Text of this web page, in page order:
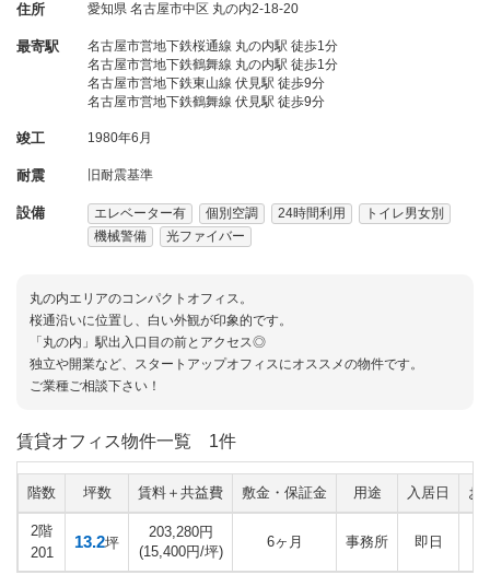
住所 愛知県 名古屋市中区 丸の内2-18-20
最寄駅
名古屋市営地下鉄桜通線 丸の内駅 徒歩1分
名古屋市営地下鉄鶴舞線 丸の内駅 徒歩1分
名古屋市営地下鉄東山線 伏見駅 徒歩9分
名古屋市営地下鉄鶴舞線 伏見駅 徒歩9分
竣工 1980年6月
耐震 旧耐震基準
設備 エレベーター有 個別空調 24時間利用
トイレ男女別
機械警備
光ファイバー
丸の内エリアのコンパクトオフィス。
桜通沿いに位置し、白い外観が印象的です。
「丸の内」駅出入口目の前とアクセス◎
独立や開業など、スタートアップオフィスにオススメの物件です。
ご業種ご相談下さい！
賃貸オフィス物件一覧 1件
階数 坪数 賃料＋共益費 敷金・保証金 用途 入居日 お
2階
201
13.2坪
203,280円
(15,400円/坪)
6ヶ月 事務所 即日